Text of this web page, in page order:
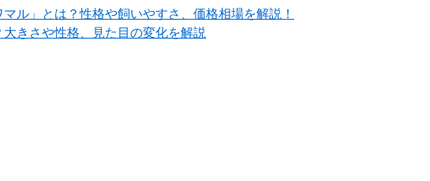
ル」とは？性格や飼いやすさ、価格相場を解説！
きさや性格、見た目の変化を解説